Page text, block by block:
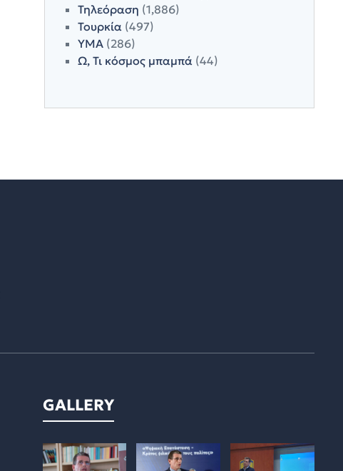
Τηλεόραση (1,886)
Τουρκία(497)
ΥΜΑ(286)
Ω, Τι κόσμος μπαμπά(44)
GALLERY